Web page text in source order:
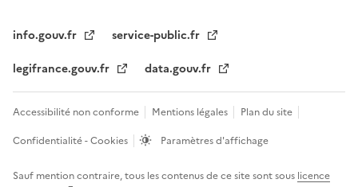
info.gouv.fr
service-public.fr
legifrance.gouv.fr
data.gouv.fr
Accessibilité non conforme Mentions légales
Plan du site
Confidentialité - Cookies
Paramètres d'affichage
Sauf mention contraire, tous les contenus de ce site sont sous licence